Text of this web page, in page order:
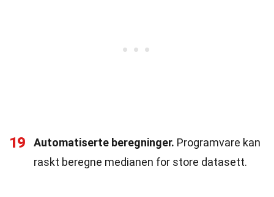
19 Automatiserte beregninger. Programvare kan
raskt beregne medianen for store datasett.